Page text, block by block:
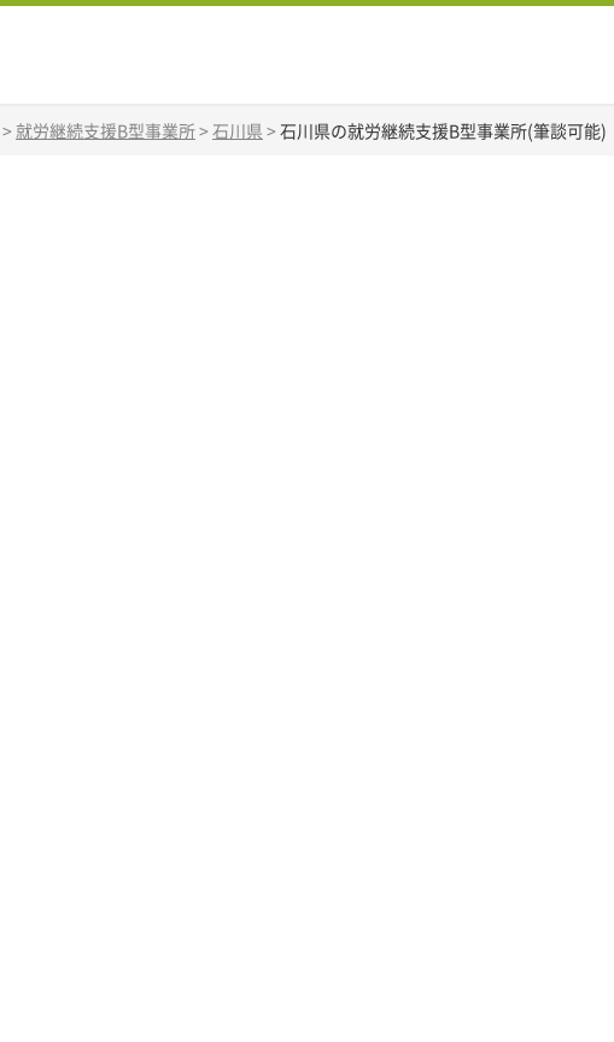
> 就労継続支援B型事業所> 石川県 > 石川県の就労継続支援B型事業所(筆談可能)